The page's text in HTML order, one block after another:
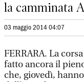
la camminata
03 maggio 2014 04:07
FERRARA. La
fatto ancora il
che, giovedì,